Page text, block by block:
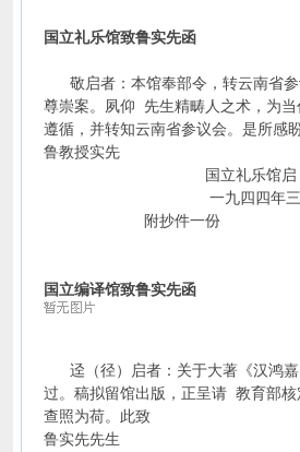
国立礼乐馆致鲁实先函
敬启者：本馆奉部令，转云南省参
尊崇案。夙仰 先生精畴人之术，为
遵循，并转知云南省参议会。是所感
鲁教授实先
国立礼乐馆启
一九四四年三月
附抄件一份
国立编译馆致鲁实先函
迳（径）启者：关于大著《汉鸿嘉
过。稿拟留馆出版，正呈请 教育部
查照为荷。此致
鲁实先先生